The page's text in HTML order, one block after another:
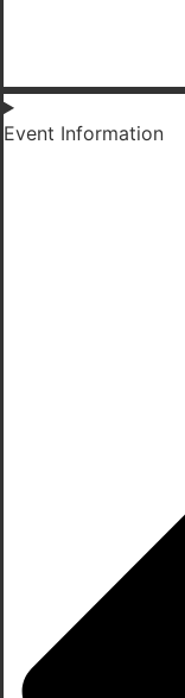
Event Information